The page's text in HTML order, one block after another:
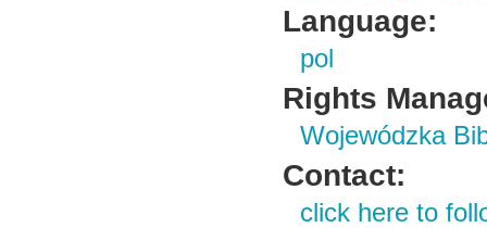
Language:
pol
Rights
Wojewódzka
Contact:
click here to